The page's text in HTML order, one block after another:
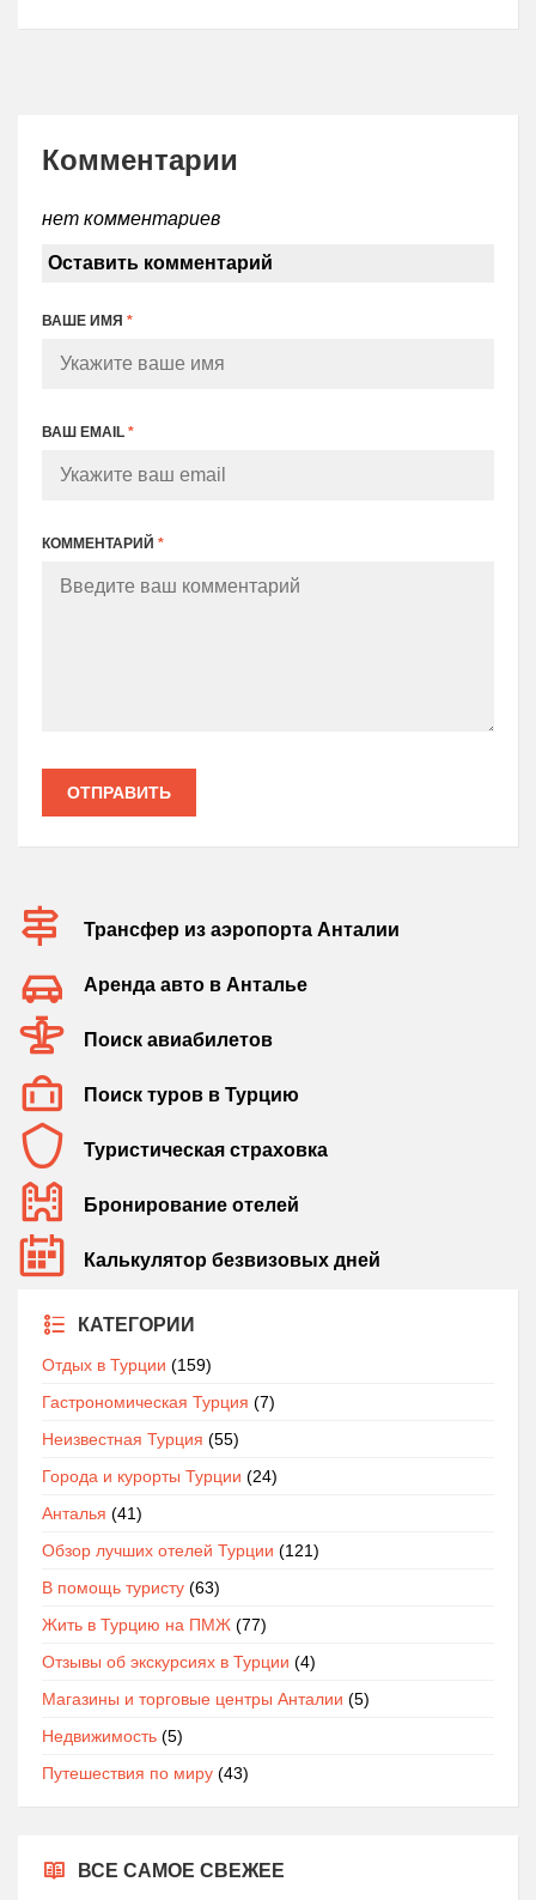
Комментарии
нет комментариев
Оставить комментарий
ВАШЕ ИМЯ *
ВАШ EMAIL *
КОММЕНТАРИЙ *
ОТПРАВИТЬ
Трансфер из аэропорта Анталии
Аренда авто в Анталье
Поиск авиабилетов
Поиск туров в Турцию
Туристическая страховка
Бронирование отелей
Калькулятор безвизовых дней
КАТЕГОРИИ
Отдых в Турции (159)
Гастрономическая Турция (7)
Неизвестная Турция (55)
Города и курорты Турции (24)
Анталья (41)
Обзор лучших отелей Турции (121)
В помощь туристу (63)
Жить в Турцию на ПМЖ (77)
Отзывы об экскурсиях в Турции (4)
Магазины и торговые центры Анталии (5)
Недвижимость (5)
Путешествия по миру (43)
ВСЕ САМОЕ СВЕЖЕЕ